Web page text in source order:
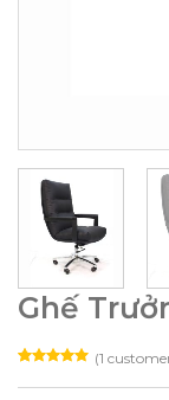
Ghế
out of 5
(1